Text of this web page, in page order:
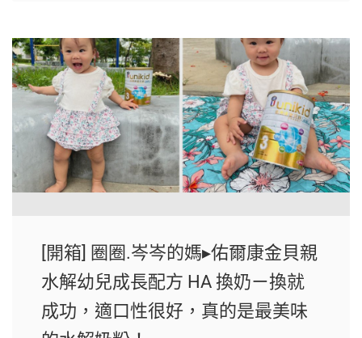
[開箱] 圈圈.岑岑的媽▸佑爾康金貝親
水解幼兒成長配方 HA 換奶ㄧ換就
成功，適口性很好，真的是最美味